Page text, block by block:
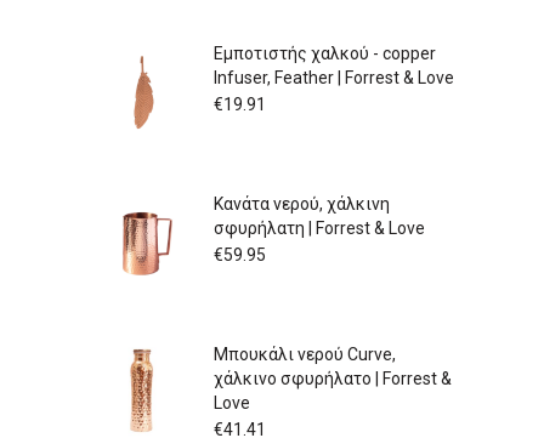
Εμποτιστής χαλκού - copper
Infuser, Feather | Forrest & Love
€19.91
Κανάτα νερού, χάλκινη
σφυρήλατη | Forrest & Love
€59.95
Μπουκάλι νερού Curve,
χάλκινο σφυρήλατο | Forrest &
Love
€41.41